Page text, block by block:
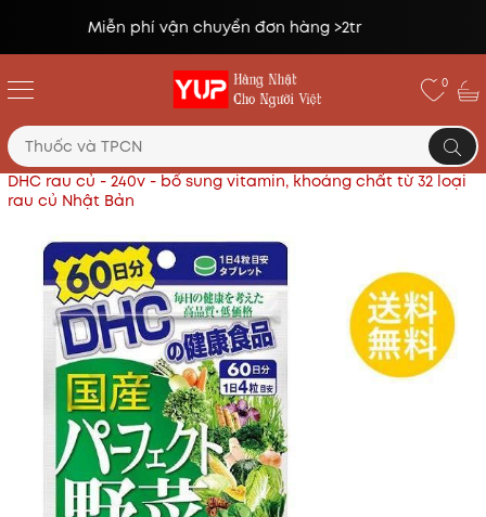
Đổi trả miễn phí lên tới 14 ngày*
0
Trang chủ Thực phẩm chức năng Nhật
Viên uống
DHC rau củ - 240v - bổ sung vitamin, khoáng chất từ 32 loại
rau củ Nhật Bản